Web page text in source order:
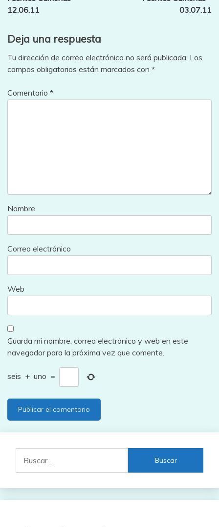
entradas
12.06.11
03.07.11
Deja una respuesta
Tu dirección de correo electrónico no será publicada. Los
campos obligatorios están marcados con *
Comentario *
Nombre
Correo electrónico
Web
Guarda mi nombre, correo electrónico y web en este
navegador para la próxima vez que comente.
seis + uno =